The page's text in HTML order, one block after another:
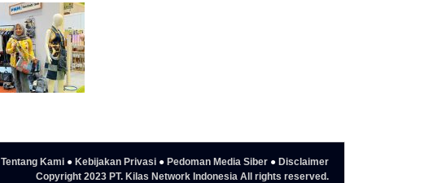
Tentang Kami ● Kebijakan Privasi ● Pedoman Media Siber ● Disclaimer
Copyright 2023 PT. Kilas Network Indonesia All rights reserved.